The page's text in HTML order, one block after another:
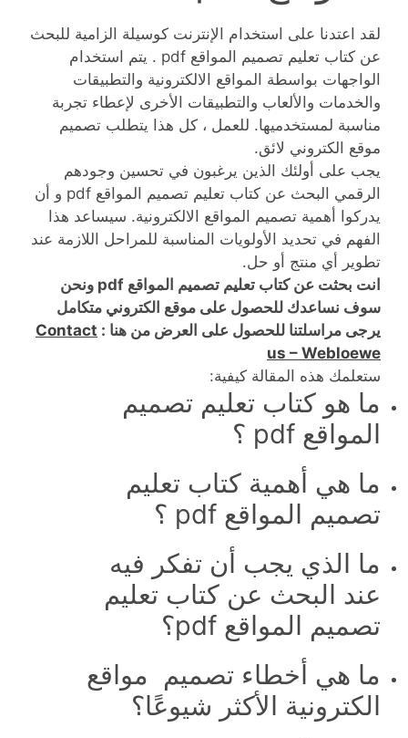
لقد اعتدنا على استخدام الإنترنت كوسيلة الزامية للبحث
عن كتاب تعليم تصميم المواقع pdf . يتم استخدام
الواجهات بواسطة المواقع الالكترونية والتطبيقات
والخدمات والألعاب والتطبيقات الأخرى لإعطاء تجربة
مناسبة لمستخدميها. للعمل ، كل هذا يتطلب تصميم
موقع الكتروني لائق.
يجب على أولئك الذين يرغبون في تحسين وجودهم
الرقمي البحث عن كتاب تعليم تصميم المواقع pdf و أن
يدركوا أهمية تصميم المواقع الالكترونية. سيساعد هذا
الفهم في تحديد الأولويات المناسبة للمراحل اللازمة عند
تطوير أي منتج أو حل.
انت بحثت عن كتاب تعليم تصميم المواقع pdf ونحن
سوف نساعدك للحصول على موقع الكتروني متكامل
يرجى مراسلتنا للحصول على العرض من هنا : Contact
us – Webloewe
ستعلمك هذه المقالة كيفية:
ما هو كتاب تعليم تصميم
المواقع pdf ؟
ما هي أهمية كتاب تعليم
تصميم المواقع pdf ؟
ما الذي يجب أن تفكر فيه
عند البحث عن كتاب تعليم
تصميم المواقع pdf؟
ما هي أخطاء تصميم مواقع
الكترونية الأكثر شيوعًا؟